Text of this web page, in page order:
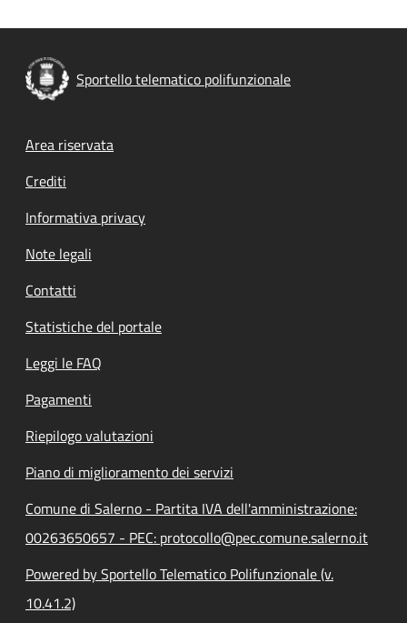
Sportello telematico polifunzionale
Footer menu
Area riservata
Crediti
Informativa privacy
Note legali
Contatti
Statistiche del portale
Leggi le FAQ
Pagamenti
Riepilogo valutazioni
Piano di miglioramento dei servizi
Comune di Salerno - Partita IVA dell'amministrazione:
00263650657 - PEC: protocollo@pec.comune.salerno.it
Powered by Sportello Telematico Polifunzionale (v.
10.41.2)